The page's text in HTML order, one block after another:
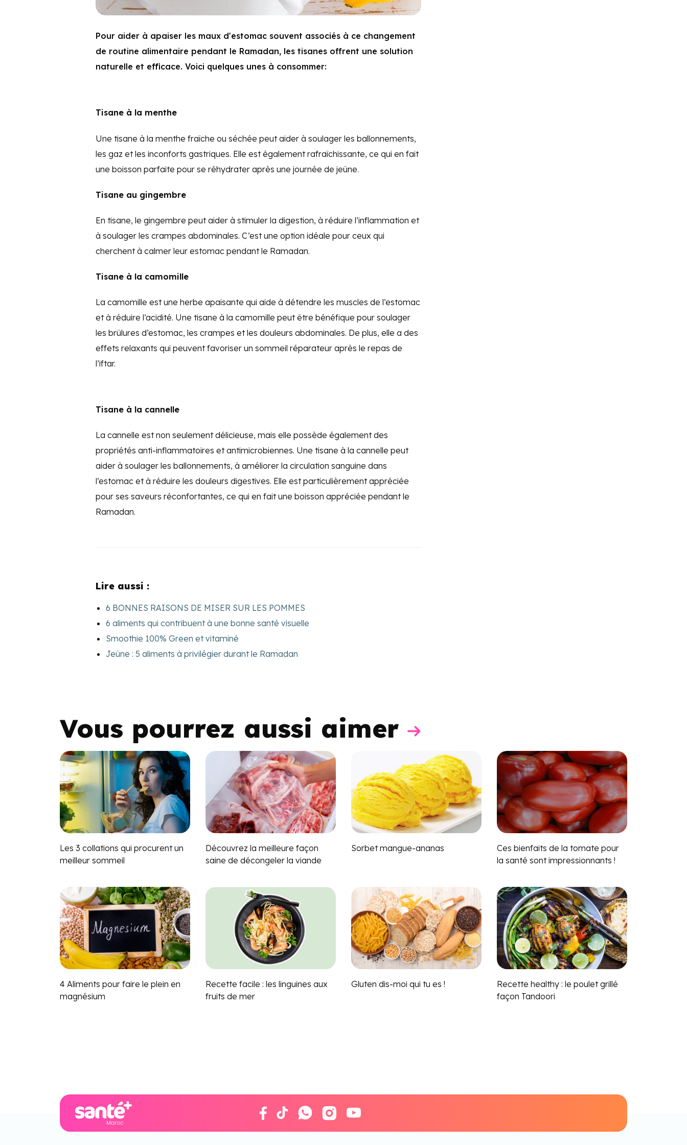
Pour aider à apaiser les maux d'estomac souvent associés à ce changement
de routine alimentaire pendant le Ramadan, les tisanes offrent une solution
naturelle et efficace. Voici quelques unes à consommer:
Tisane à la menthe
Une tisane à la menthe fraîche ou séchée peut aider à soulager les ballonnements,
les gaz et les inconforts gastriques. Elle est également rafraîchissante, ce qui en fait
une boisson parfaite pour se réhydrater après une journée de jeûne.
Tisane au gingembre
En tisane, le gingembre peut aider à stimuler la digestion, à réduire l’inflammation et
à soulager les crampes abdominales. C’est une option idéale pour ceux qui
cherchent à calmer leur estomac pendant le Ramadan.
Tisane à la camomille
La camomille est une herbe apaisante qui aide à détendre les muscles de l’estomac
et à réduire l’acidité. Une tisane à la camomille peut être bénéfique pour soulager
les brûlures d’estomac, les crampes et les douleurs abdominales. De plus, elle a des
effets relaxants qui peuvent favoriser un sommeil réparateur après le repas de
l’iftar.
Tisane à la cannelle
La cannelle est non seulement délicieuse, mais elle possède également des
propriétés anti-inflammatoires et antimicrobiennes. Une tisane à la cannelle peut
aider à soulager les ballonnements, à améliorer la circulation sanguine dans
l’estomac et à réduire les douleurs digestives. Elle est particulièrement appréciée
pour ses saveurs réconfortantes, ce qui en fait une boisson appréciée pendant le
Ramadan.
Lire aussi :
6 BONNES RAISONS DE MISER SUR LES POMMES
6 aliments qui contribuent à une bonne santé visuelle
Smoothie 100% Green et vitaminé
Jeûne : 5 aliments à privilégier durant le Ramadan
Vous pourrez aussi aimer
Les 3 collations qui procurent un
meilleur sommeil
Découvrez la meilleure façon
saine de décongeler la viande
Sorbet mangue-ananas
Ces bienfaits de la tomate pour
la santé sont impressionnants !
4 Aliments pour faire le plein en
magnésium
Recette facile : les linguines aux
fruits de mer
Gluten dis-moi qui tu es !
Recette healthy : le poulet grillé
façon Tandoori